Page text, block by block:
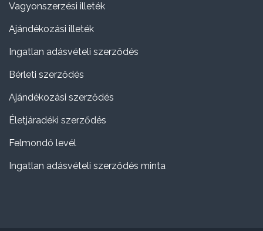
Vagyonszerzési illeték
Ajándékozási illeték
Ingatlan adásvételi szerződés
Bérleti szerződés
Ajándékozási szerződés
Életjáradéki szerződés
Felmondó levél
Ingatlan adásvételi szerződés minta